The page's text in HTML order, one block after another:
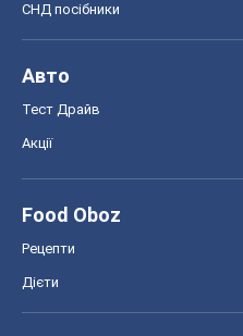
СНД посібники
Авто
Тест Драйв
Акції
Food Oboz
Рецепти
Дієти